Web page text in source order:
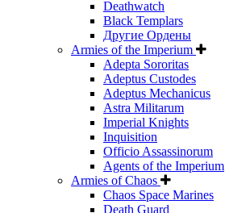
Deathwatch
Black Templars
Другие Ордены
Armies of the Imperium
Adepta Sororitas
Adeptus Custodes
Adeptus Mechanicus
Astra Militarum
Imperial Knights
Inquisition
Officio Assassinorum
Agents of the Imperium
Armies of Chaos
Chaos Space Marines
Death Guard